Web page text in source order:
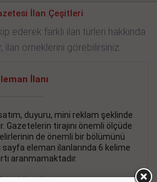
İlan Çeşitleri
ederek farklı ilan türleri hakkında
ilan örneklerini görebilirsiniz.
İlanı
duyuru, mini reklam şeklinde
Gazetelerin tirajını önemli ölçüde
de önemli bir bölümünü
eleman ilanlarında 6 kelime
aranmamaktadır.